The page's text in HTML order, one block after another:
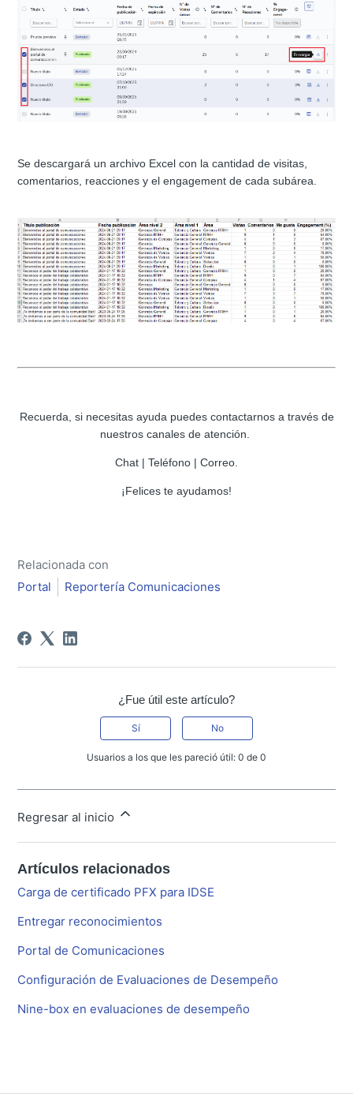
Se descargará un archivo Excel con la cantidad de visitas,
comentarios, reacciones y el engagement de cada subárea.
Recuerda, si necesitas ayuda puedes contactarnos a través de
nuestros canales de atención.
Chat | Teléfono | Correo.
¡Felices te ayudamos!
Relacionada con
Portal
Reportería Comunicaciones
¿Fue útil este artículo?
Sí No
Usuarios a los que les pareció útil: 0 de 0
Regresar al inicio
Artículos relacionados
Carga de certificado PFX para IDSE
Entregar reconocimientos
Portal de Comunicaciones
Configuración de Evaluaciones de Desempeño
Nine-box en evaluaciones de desempeño